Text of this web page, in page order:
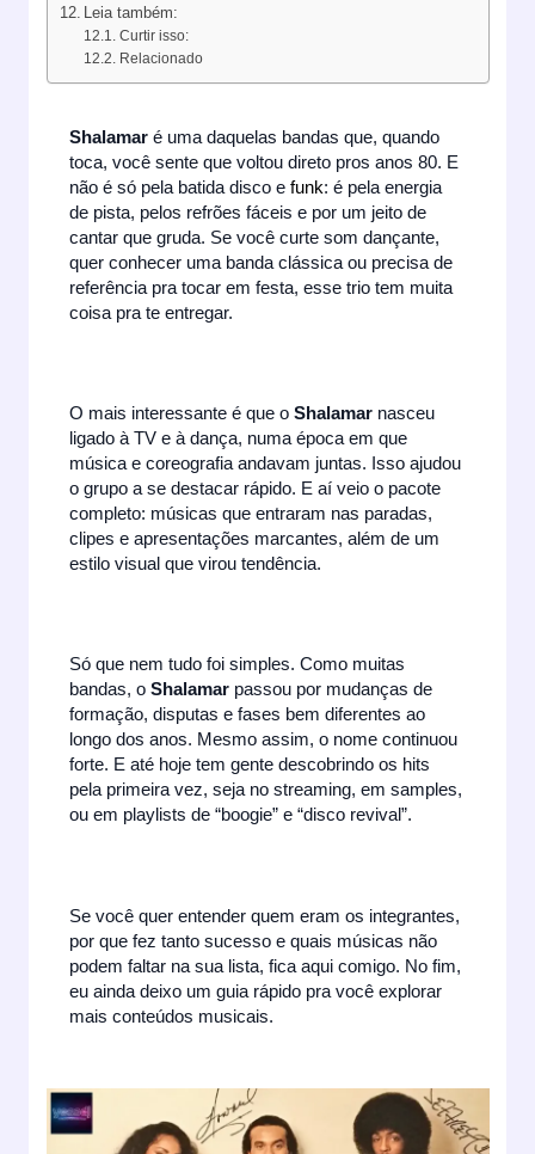
Leia também:
Curtir isso:
Relacionado
Shalamar é uma daquelas bandas que, quando
toca, você sente que voltou direto pros anos 80. E
não é só pela batida disco efunk: é pela energia
de pista, pelos refrões fáceis e por um jeito de
cantar que gruda. Se você curte som dançante,
quer conhecer uma banda clássica ou precisa de
referência pra tocar em festa, esse trio tem muita
coisa pra te entregar.
O mais interessante é que oShalamar nasceu
ligado à TV e à dança, numa época em que
música e coreografia andavam juntas. Isso ajudou
o grupo a se destacar rápido. E aí veio o pacote
completo: músicas que entraram nas paradas,
clipes e apresentações marcantes, além de um
estilo visual que virou tendência.
Só que nem tudo foi simples. Como muitas
bandas, oShalamar passou por mudanças de
formação, disputas e fases bem diferentes ao
longo dos anos. Mesmo assim, o nome continuou
forte. E até hoje tem gente descobrindo os hits
pela primeira vez, seja no streaming, em samples,
ou em playlists de “boogie” e “disco revival”.
Se você quer entender quem eram os integrantes,
por que fez tanto sucesso e quais músicas não
podem faltar na sua lista, fica aqui comigo. No fim,
eu ainda deixo um guia rápido pra você explorar
mais conteúdos musicais.